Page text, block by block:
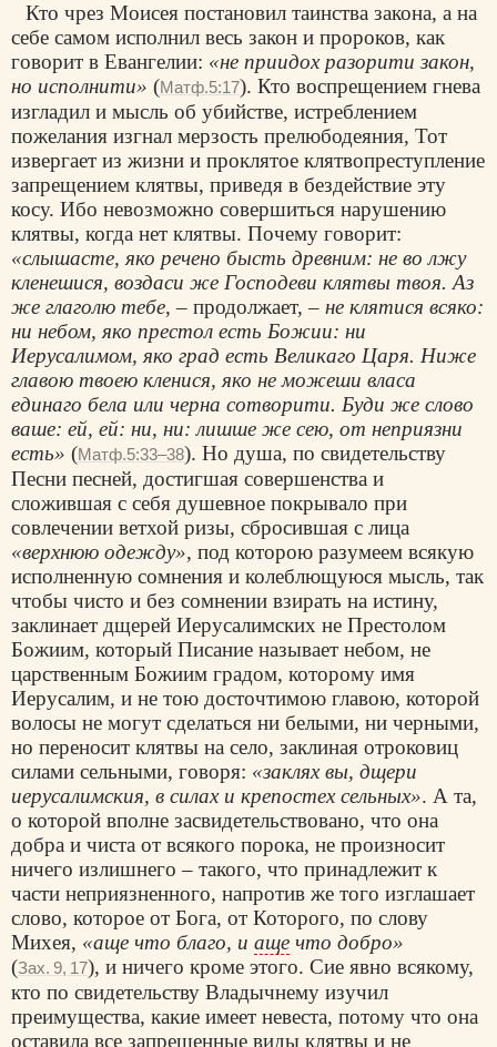
Кто чрез Моисея постановил таинства закона, а на
себе самом исполнил весь закон и пророков, как
говорит в Евангелии: «не приидох разорити закон,
но исполнити» (Матф.5:17). Кто воспрещением гнева
изгладил и мысль об убийстве, истреблением
пожелания изгнал мерзость прелюбодеяния, Тот
извергает из жизни и проклятое клятвопреступление
запрещением клятвы, приведя в бездействие эту
косу. Ибо невозможно совершиться нарушению
клятвы, когда нет клятвы. Почему говорит:
«слышасте, яко речено бысть древним: не во лжу
кленешися, воздаси же Господеви клятвы твоя. Аз
же глаголю тебе, – продолжает, – не клятися всяко:
ни небом, яко престол есть Божии: ни
Иерусалимом, яко град есть Великаго Царя. Ниже
главою твоею кленися, яко не можеши власа
единаго бела или черна сотворити. Буди же слово
ваше: ей, ей: ни, ни: лишше же сею, от неприязни
есть» (Матф.5:33–38). Но душа, по свидетельству
Песни песней, достигшая совершенства и
сложившая с себя душевное покрывало при
совлечении ветхой ризы, сбросившая с лица
«верхнюю одежду», под которою разумеем всякую
исполненную сомнения и колеблющуюся мысль, так
чтобы чисто и без сомнении взирать на истину,
заклинает дщерей Иерусалимских не Престолом
Божиим, который Писание называет небом, не
царственным Божиим градом, которому имя
Иерусалим, и не тою досточтимою главою, которой
волосы не могут сделаться ни белыми, ни черными,
но переносит клятвы на село, заклиная отроковиц
силами сельными, говоря: «заклях вы, дщери
иерусалимския, в силах и крепостех сельных». А та,
о которой вполне засвидетельствовано, что она
добра и чиста от всякого порока, не произносит
ничего излишнего – такого, что принадлежит к
части неприязненного, напротив же того изглашает
слово, которое от Бога, от Которого, по слову
Михея, «аще что благо, и аще что добро»
(Зах. 9, 17), и ничего кроме этого. Сие явно всякому,
кто по свидетельству Владычнему изучил
преимущества, какие имеет невеста, потому что она
оставила все запрещенные виды клятвы и не